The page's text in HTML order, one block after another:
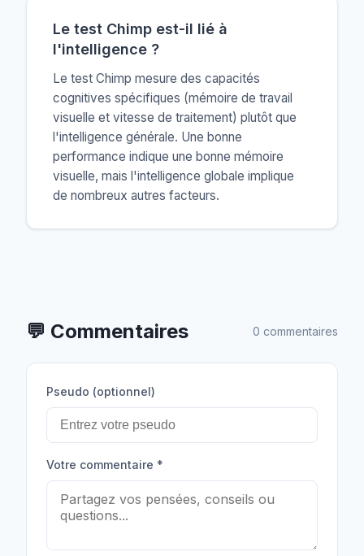
Le test Chimp est-il lié à
l'intelligence ?
Le test Chimp mesure des capacités
cognitives spécifiques (mémoire de travail
visuelle et vitesse de traitement) plutôt que
l'intelligence générale. Une bonne
performance indique une bonne mémoire
visuelle, mais l'intelligence globale implique
de nombreux autres facteurs.
💬 Commentaires 0 commentaires
Pseudo (optionnel)
Votre commentaire *